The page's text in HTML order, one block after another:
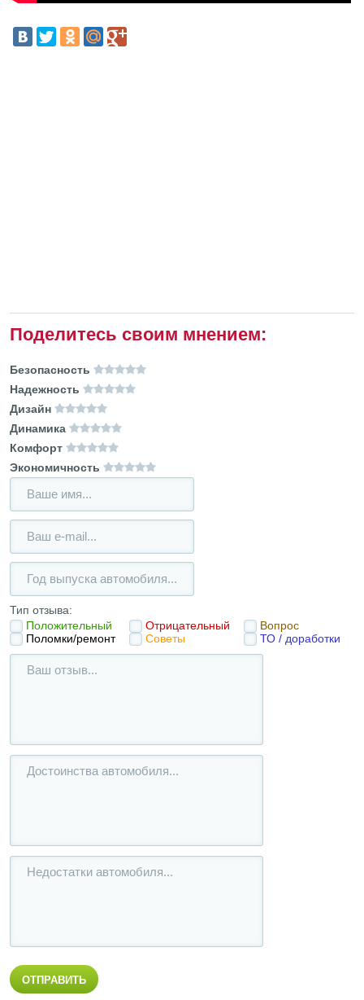
Поделитесь своим мнением:
Безопасность
Надежность
Дизайн
Динамика
Комфорт
Экономичность
Тип отзыва:
Положительный
Отрицательный
Вопрос
Поломки/ремонт
Советы ТО / доработки